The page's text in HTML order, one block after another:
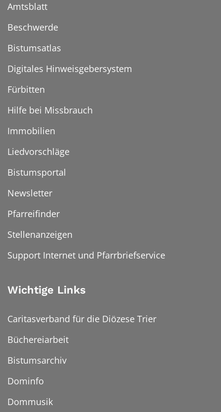
Amtsblatt
Beschwerde
Bistumsatlas
Digitales Hinweisgebersystem
Fürbitten
Hilfe bei Missbrauch
Immobilien
Liedvorschläge
Bistumsportal
Newsletter
Pfarreifinder
Stellenanzeigen
Support Internet und Pfarrbriefservice
Wichtige Links
Caritasverband für die Diözese Trier
Büchereiarbeit
Bistumsarchiv
Dominfo
Dommusik